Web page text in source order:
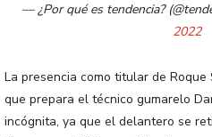
— ¿Por qué es tendencia?
2022
La presencia como titular de
que prepara el técnico gumarelo
incógnita, ya que el delantero se